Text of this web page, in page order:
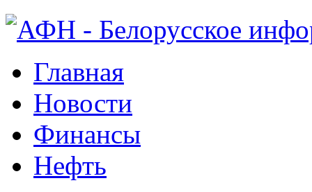
Главная
Новости
Финансы
Нефть